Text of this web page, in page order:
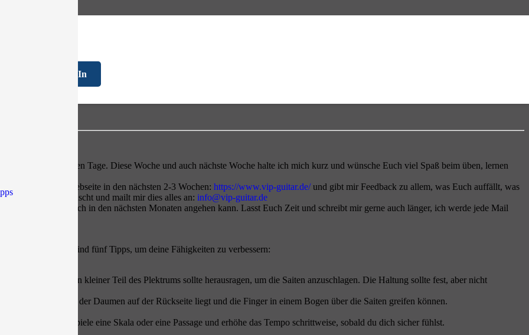
Log In
der wärmeren Tage. Diese Woche und auch nächste Woche halte ich mich kurz und wünsche Euch viel Spaß beim üben, lernen
intensiv meine Webseite in den nächsten 2-3 Wochen: https://www.vip-guitar.de/und gibt mir Feedback zu allem, was Euch auffällt, was
außerdem wünscht und mailt mir dies alles an: info@vip-guitar.de
wünscht und die ich in den nächsten Monaten angehen kann. Lasst Euch Zeit und schreibt mir gerne auch länger, ich werde jede Mail
Technik. Hier sind fünf Tipps, um deine Fähigkeiten zu verbessern:
Zeigefinger. Ein kleiner Teil des Plektrums sollte herausragen, um die Saiten anzuschlagen. Die Haltung sollte fest, aber nicht
so umfassen, dass der Daumen auf der Rückseite liegt und die Finger in einem Bogen über die Saiten greifen können.
(z.B. 60 BPM). Spiele eine Skala oder eine Passage und erhöhe das Tempo schrittweise, sobald du dich sicher fühlst.